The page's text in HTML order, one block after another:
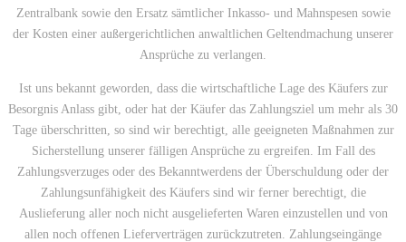
Zentralbank sowie den Ersatz sämtlicher Inkasso- und Mahnspesen sowie
der Kosten einer außergerichtlichen anwaltlichen Geltendmachung unserer
Ansprüche zu verlangen.
Ist uns bekannt geworden, dass die wirtschaftliche Lage des Käufers zur
Besorgnis Anlass gibt, oder hat der Käufer das Zahlungsziel um mehr als 30
Tage überschritten, so sind wir berechtigt, alle geeigneten Maßnahmen zur
Sicherstellung unserer fälligen Ansprüche zu ergreifen. Im Fall des
Zahlungsverzuges oder des Bekanntwerdens der Überschuldung oder der
Zahlungsunfähigkeit des Käufers sind wir ferner berechtigt, die
Auslieferung aller noch nicht ausgelieferten Waren einzustellen und von
allen noch offenen Lieferverträgen zurückzutreten. Zahlungseingänge